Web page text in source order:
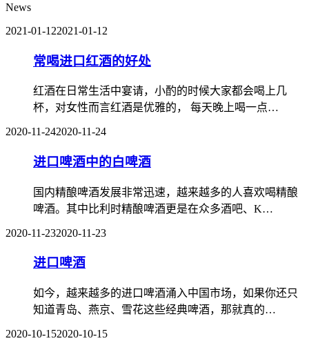
News
2021-01-122021-01-12
常喝进口红酒的好处
红酒在日常生活中宴请，小酌的时候大家都会喝上几
杯，对女性而言红酒是优雅的， 每天晚上喝一点…
2020-11-242020-11-24
进口啤酒中的白啤酒
国内精酿啤酒发展非常迅速，越来越多的人喜欢喝精酿
啤酒。其中比利时精酿啤酒更是在众多酒吧、K…
2020-11-232020-11-23
进口啤酒
如今，越来越多的进口啤酒涌入中国市场，如果你还只
知道青岛、燕京、雪花这些经典啤酒，那就真的…
2020-10-152020-10-15